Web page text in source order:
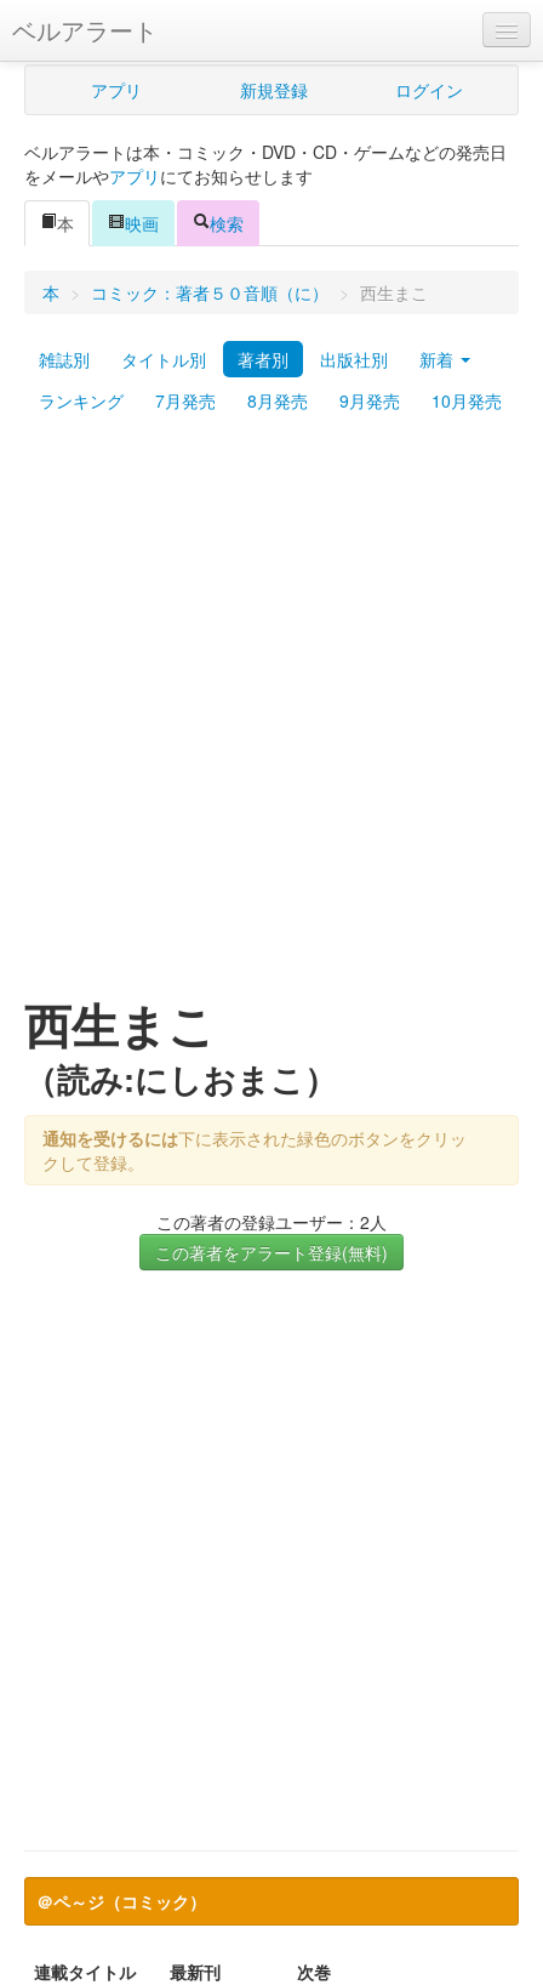
ベルアラート
ベルアラートとは
新規登録
ログイン
Myシェルフ
プレミアム
アプリ 新規登録 ログイン
ベルアラートは本・コミック・DVD・CD・ゲームなどの発売日
をメールやアプリ にてお知らせします
本
映画 検索
本 > コミック：著者５０音順（に） > 西生まこ
雑誌別 タイトル別 著者別 出版社別
新着
ランキング
7月発売 8月発売 9月発売 10月発売
西生まこ
（読み:にしおまこ）
通知を受けるには下に表示された緑色のボタンをクリッ
クして登録。
この著者の登録ユーザー：2人
この著者をアラート登録(無料)
＠ペ～ジ（コミック）
連載タイトル 最新刊
次巻